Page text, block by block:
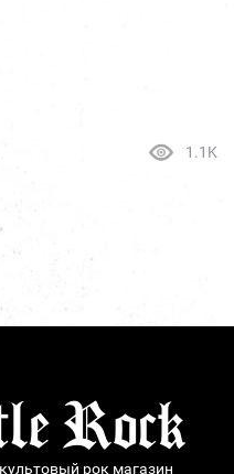
1.1K
рок магазин